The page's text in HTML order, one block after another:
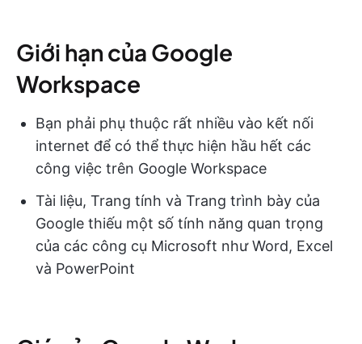
Giới hạn của Google
Workspace
Bạn phải phụ thuộc rất nhiều vào kết nối
internet để có thể thực hiện hầu hết các
công việc trên Google Workspace
Tài liệu, Trang tính và Trang trình bày của
Google thiếu một số tính năng quan trọng
của các công cụ Microsoft như Word, Excel
và PowerPoint